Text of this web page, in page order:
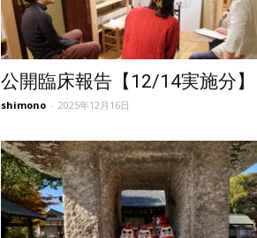
付
属
東
洋
公開臨床報告【12/14実施分】
shimono - 2025年12月16日